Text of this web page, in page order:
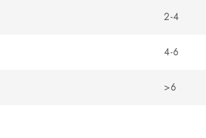
2-4
4-6
>6